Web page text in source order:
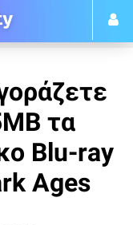
τα
Blu-ray
Ages